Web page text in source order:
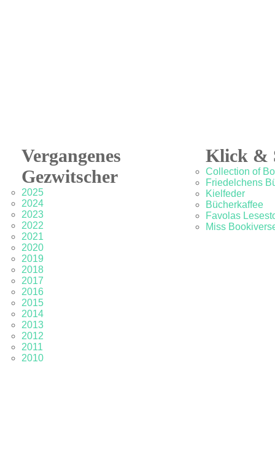
Vergangenes
Gezwitscher
2025
2024
2023
2022
2021
2020
2019
2018
2017
2016
2015
2014
2013
2012
2011
2010
Klick &
Collection of
Friedelchens
Kielfeder
Bücherkaffee
Favolas
Miss